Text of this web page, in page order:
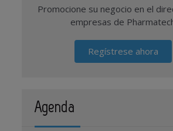
Promocione su negocio en el
empresas de
Regístrese ahora
Agenda